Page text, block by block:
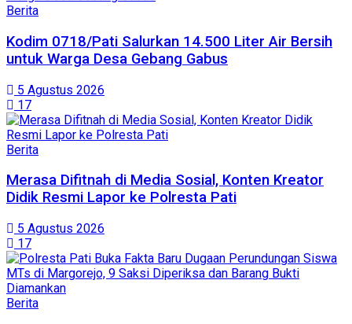
Berita
Kodim 0718/Pati Salurkan 14.500 Liter Air Bersih
untuk Warga Desa Gebang Gabus
5 Agustus 2026
17
Berita
Merasa Difitnah di Media Sosial, Konten Kreator
Didik Resmi Lapor ke Polresta Pati
5 Agustus 2026
17
Berita